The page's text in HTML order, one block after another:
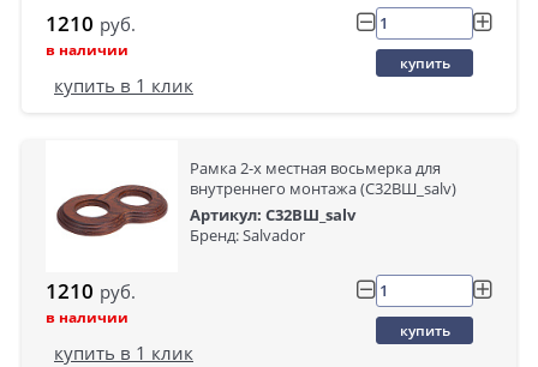
1210 руб.
в наличии
купить
купить в 1 клик
Рамка 2-х местная восьмерка для
внутреннего монтажа (С32ВШ_salv)
Артикул: С32ВШ_salv
Бренд: Salvador
1210 руб.
в наличии
купить
купить в 1 клик